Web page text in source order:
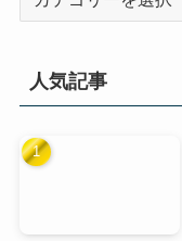
ー
人気記事